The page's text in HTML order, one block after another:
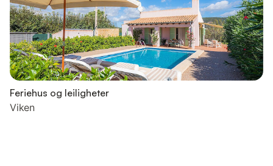
Feriehus og leiligheter
Viken